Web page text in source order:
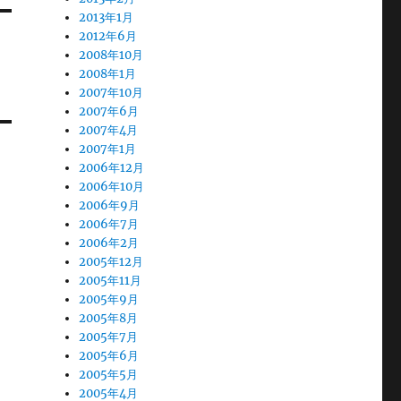
2013年1月
2012年6月
2008年10月
2008年1月
2007年10月
2007年6月
2007年4月
2007年1月
2006年12月
2006年10月
2006年9月
2006年7月
2006年2月
2005年12月
2005年11月
2005年9月
2005年8月
2005年7月
2005年6月
2005年5月
2005年4月